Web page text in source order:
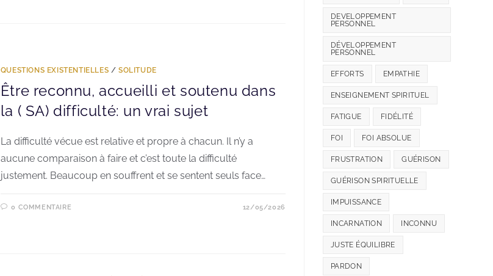
QUESTIONS EXISTENTIELLES / SOLITUDE
Être reconnu, accueilli et soutenu dans
la ( SA) difficulté: un vrai sujet
La difficulté vécue est relative et propre à chacun. Il n’y a
aucune comparaison à faire et c’est toute la difficulté
justement. Beaucoup en souffrent et se sentent seuls face…
0 COMMENTAIRE 12/05/2026
DEVELOPPEMENT
PERSONNEL
DÉVELOPPEMENT
PERSONNEL
EFFORTS EMPATHIE
ENSEIGNEMENT SPIRITUEL
FATIGUE FIDÉLITÉ
FOI FOI ABSOLUE
FRUSTRATION GUÉRISON
GUÉRISON SPIRITUELLE
IMPUISSANCE
INCARNATION INCONNU
JUSTE ÉQUILIBRE
PARDON